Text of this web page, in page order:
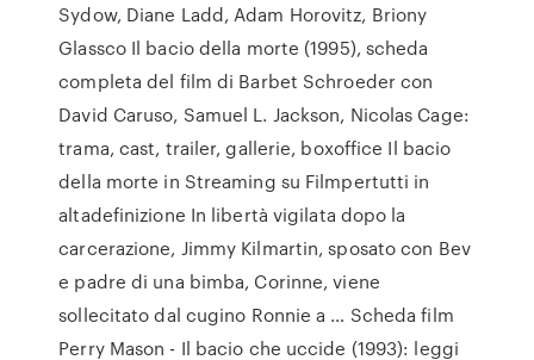
Sydow, Diane Ladd, Adam Horovitz, Briony
Glassco Il bacio della morte (1995), scheda
completa del film di Barbet Schroeder con
David Caruso, Samuel L. Jackson, Nicolas Cage:
trama, cast, trailer, gallerie, boxoffice Il bacio
della morte in Streaming su Filmpertutti in
altadefinizione In libertà vigilata dopo la
carcerazione, Jimmy Kilmartin, sposato con Bev
e padre di una bimba, Corinne, viene
sollecitato dal cugino Ronnie a … Scheda film
Perry Mason - Il bacio che uccide (1993): leggi